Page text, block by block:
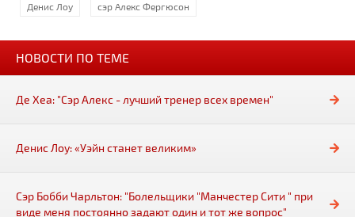
Денис Лоу сэр Алекс Фергюсон
НОВОСТИ ПО ТЕМЕ
Де Хеа: "Сэр Алекс - лучший тренер всех времен"
Денис Лоу: «Уэйн станет великим»
Сэр Бобби Чарльтон: "Болельщики "Манчестер Сити " при
виде меня постоянно задают один и тот же вопрос"